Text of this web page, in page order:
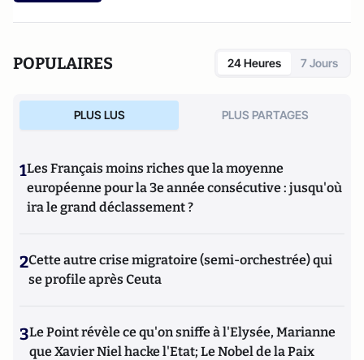
POPULAIRES 24 Heures 7 Jours
PLUS LUS PLUS PARTAGES
1Les Français moins riches que la moyenne
européenne pour la 3e année consécutive : jusqu'où
ira le grand déclassement ?
2Cette autre crise migratoire (semi-orchestrée) qui
se profile après Ceuta
3Le Point révèle ce qu'on sniffe à l'Elysée, Marianne
que Xavier Niel hacke l'Etat; Le Nobel de la Paix